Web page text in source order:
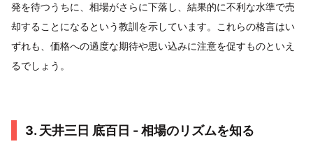
発を待つうちに、相場がさらに下落し、結果的に不利な水準で売
却することになるという教訓を示しています。これらの格言はい
ずれも、価格への過度な期待や思い込みに注意を促すものといえ
るでしょう。
3. 天井三日 底百日 - 相場のリズムを知る